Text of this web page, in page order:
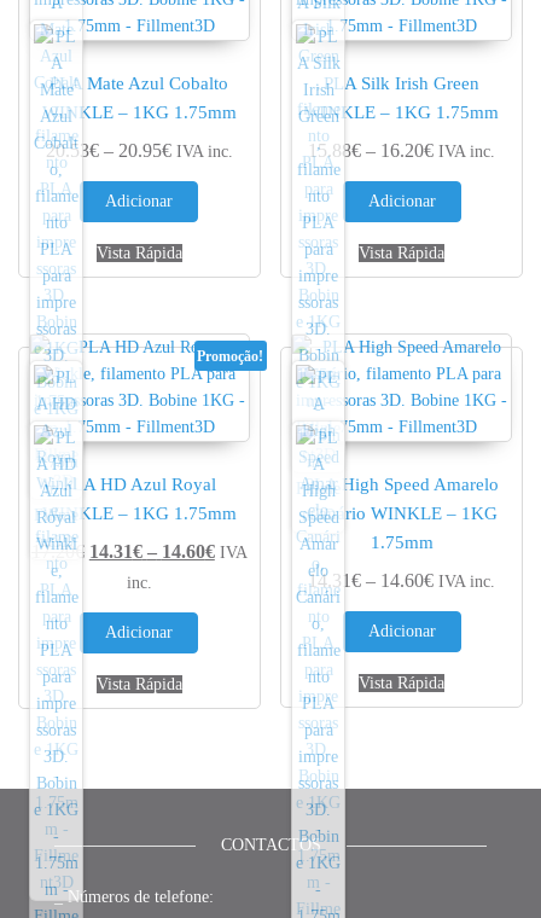
PLA Mate Azul Cobalto
WINKLE – 1KG 1.75mm
20.53€ – 20.95€Price range: 20.53€ through 20.95€
IVA inc.
Adicionar
Vista Rápida
PLA Silk Irish Green
WINKLE – 1KG 1.75mm
15.88€ – 16.20€Price range:
IVA inc.
Adicionar
Vista Rápida
Promoção!
PLA HD Azul Royal
WINKLE – 1KG 1.75mm
17.20€ 14.31€ – 14.60€Price range: 14.31€ through 14.60€
IVA
inc.
Adicionar
Vista Rápida
PLA High Speed Amarelo
Canário WINKLE – 1KG
1.75mm
14.31€ – 14.60€Price range:
IVA inc.
Adicionar
Vista Rápida
CONTACTOS
_ Números de telefone: